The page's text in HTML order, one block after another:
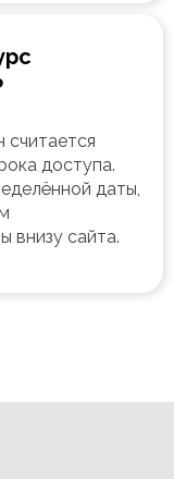
считается
доступа.
даты,
внизу сайта.